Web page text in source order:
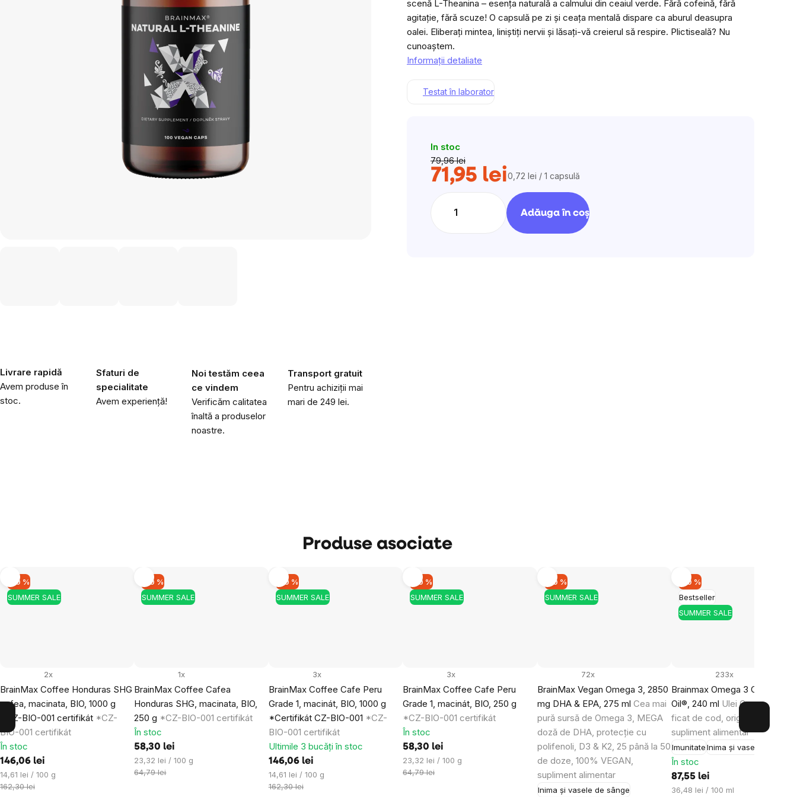
produsului
este
0,0
Livrare rapidă
Avem produse în
stoc.
Sfaturi de
specialitate
Avem experiență!
Noi testăm ceea
ce vindem
Verificăm calitatea
înaltă a produselor
noastre.
Transport gratuit
Pentru achiziții mai
mari de 249 lei.
scenă L-Theanina – esența naturală a calmului din ceaiul verde. Fără cofeină, fără
agitație, fără scuze! O capsulă pe zi și ceața mentală dispare ca aburul deasupra
oalei. Eliberați mintea, liniștiți nervii și lăsați-vă creierul să respire. Plictiseală? Nu
cunoaștem.
Informaţii detaliate
Testat în laborator
In stoc
79,96 lei
71,95 leiEvaluare
preţ:
0,72 lei / 1 capsulă
Adăuga în coş
Produse asociate
SUMMER SALE
–10 %
BrainMax Coffee Honduras SHG
cafea, macinata, BIO, 1000 g
*CZ-BIO-001 certifikát *CZ-
BIO-001 certifikát
2x
În stoc
146,06 lei
Evaluare
preţ:
14,61 lei / 100 g
162,30 lei
SUMMER SALE
–10 %
BrainMax Coffee Cafea
Honduras SHG, macinata, BIO,
250 g *CZ-BIO-001 certifikát
1x
În stoc
58,30 lei
Evaluare
preţ:
23,32 lei / 100 g
64,79 lei
SUMMER SALE
–10 %
BrainMax Coffee Cafe Peru
Grade 1, macinát, BIO, 1000 g
*Certifikát CZ-BIO-001 *CZ-
BIO-001 certifikát
3x
Ultimile 3 bucăți în stoc
146,06 lei
Evaluare
preţ:
14,61 lei / 100 g
162,30 lei
SUMMER SALE
–10 %
BrainMax Coffee Cafe Peru
Grade 1, macinát, BIO, 250 g
*CZ-BIO-001 certifikát
3x
În stoc
58,30 lei
Evaluare
preţ:
23,32 lei / 100 g
64,79 lei
SUMMER SALE
–10 %
BrainMax Vegan Omega 3, 2850
mg DHA & EPA, 275 ml Cea mai
pură sursă de Omega 3, MEGA
doză de DHA, protecție cu
polifenoli, D3 & K2, 25 până la 50
de doze, 100% VEGAN,
supliment alimentar
Inima și vasele de sânge
72x
Bestseller
SUMMER SALE
–10 %
Brainmax Omega 3 Cod Liver
Oil®, 240 ml Ulei Omega 3 din
ficat de cod, originar din
supliment alimentar
ImunitateInima și vasele de
233x
În stoc
87,55 lei
Evaluare
36,48 lei / 100 ml
Prin trimiterea formularului, sunteți de acord cu prelucrarea
datelor dumneavoastră personale
și cu primirea